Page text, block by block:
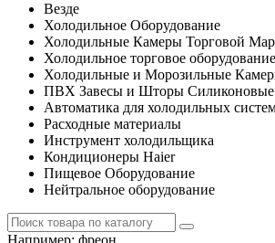
Везде
Холодильное Оборудование
Холодильные Камеры Торговой
Холодильное торговое оборудование
Холодильные и Морозильные
ПВХ Завесы и Шторы Силиконовые
Автоматика для холодильных
Расходные материалы
Инструмент холодильщика
Кондиционеры Haier
Пищевое Оборудование
Нейтральное оборудование
Например: фреон